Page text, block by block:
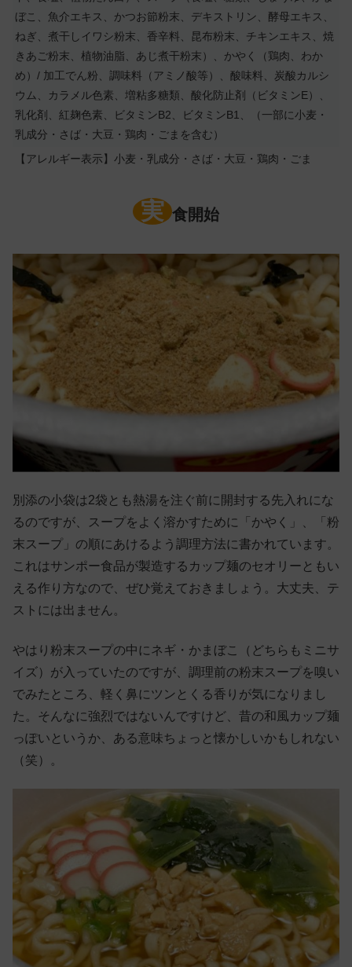
ぼこ、魚介エキス、かつお節粉末、デキストリン、酵母エキス、
ねぎ、煮干しイワシ粉末、香辛料、昆布粉末、チキンエキス、焼
きあご粉末、植物油脂、あじ煮干粉末）、かやく（鶏肉、わか
め）/ 加工でん粉、調味料（アミノ酸等）、酸味料、炭酸カルシ
ウム、カラメル色素、増粘多糖類、酸化防止剤（ビタミンE）、
乳化剤、紅麹色素、ビタミンB2、ビタミンB1、（一部に小麦・
乳成分・さば・大豆・鶏肉・ごまを含む）
【アレルギー表示】小麦・乳成分・さば・大豆・鶏肉・ごま
実 食開始
別添の小袋は2袋とも熱湯を注ぐ前に開封する先入れにな
るのですが、スープをよく溶かすために「かやく」、「粉
末スープ」の順にあけるよう調理方法に書かれています。
これはサンポー食品が製造するカップ麺のセオリーともい
える作り方なので、ぜひ覚えておきましょう。大丈夫、テ
ストには出ません。
やはり粉末スープの中にネギ・かまぼこ（どちらもミニサ
イズ）が入っていたのですが、調理前の粉末スープを嗅い
でみたところ、軽く鼻にツンとくる香りが気になりまし
た。そんなに強烈ではないんですけど、昔の和風カップ麺
っぽいというか、ある意味ちょっと懐かしいかもしれない
（笑）。